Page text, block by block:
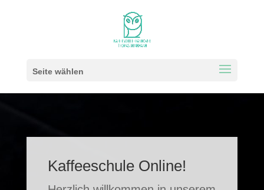
Seite wählen
Kaffeeschule Online!